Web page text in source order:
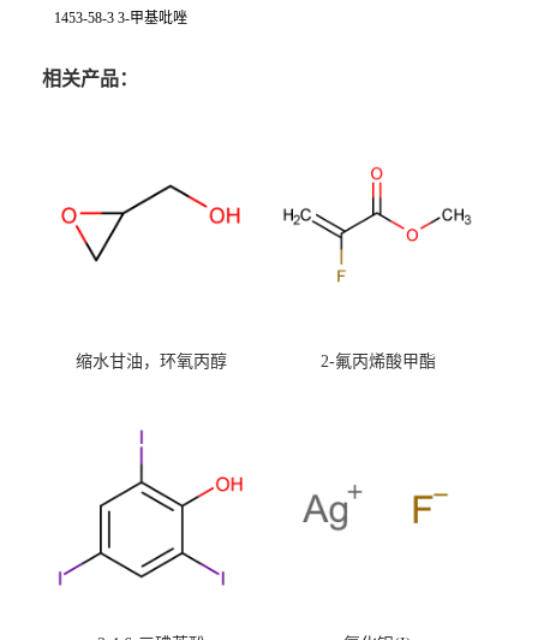
1453-58-3 3-甲基吡唑
相关产品：
缩水甘油，环氧丙醇 2-氟丙烯酸甲酯